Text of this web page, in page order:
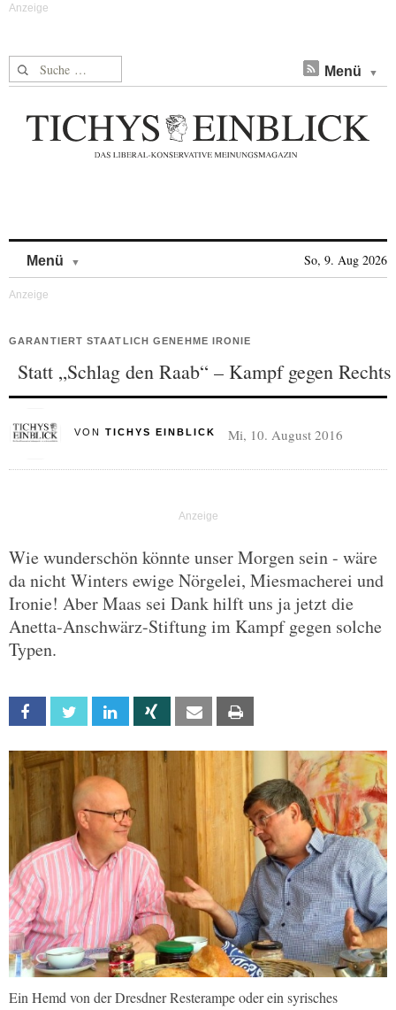
Suche nach: Menü
Menü So, 9. Aug 2026
GARANTIERT STAATLICH GENEHME IRONIE
Statt „Schlag den Raab“ – Kampf gegen Rechts
VON TICHYS EINBLICK Mi, 10. August 2016
Wie wunderschön könnte unser Morgen sein - wäre
da nicht Winters ewige Nörgelei, Miesmacherei und
Ironie! Aber Maas sei Dank hilft uns ja jetzt die
Anetta-Anschwärz-Stiftung im Kampf gegen solche
Typen.
Facebook Twitter Linkedin Xing Email
Ein Hemd von der Dresdner Resterampe oder ein syrisches